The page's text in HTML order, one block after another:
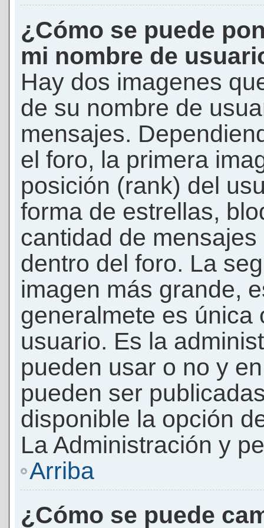
¿Cómo se puede
mi nombre de
Hay dos imagenes
de su nombre de
mensajes.
el foro, la primera
posición (rank) del
forma de estrellas,
cantidad de
dentro del foro. La
imagen más grande,
generalmete es única
usuario. Es la
pueden usar o no y
pueden ser
disponible la opción
La Administración y
Arriba
¿Cómo se puede